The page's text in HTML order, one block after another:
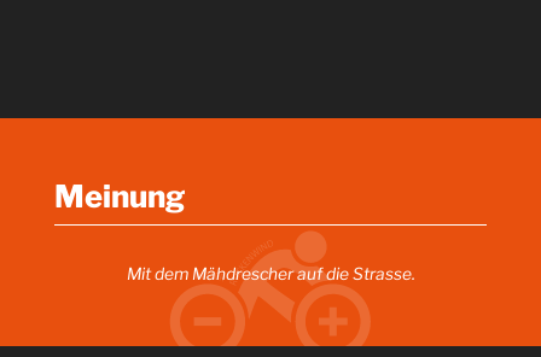
Meinung
Mit dem Mähdrescher auf die Strasse.